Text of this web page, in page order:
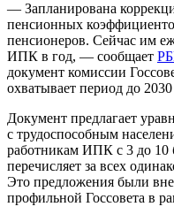
— Запланирована
пенсионных
пенсионеров. Сейчас им
ИПК в год, — сообщает
документ комиссии
охватывает период до 2030
Документ предлагает
с трудоспособным
работникам ИПК с 3 до 10
перечисляет за всех
Это предложения были
профильной Госсовета в